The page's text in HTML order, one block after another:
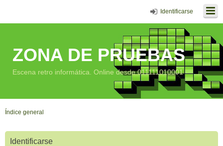
Identificarse
ZONA DE PRUEBAS
Escena retro informática. Online desde 011111010001
Índice general
Identificarse